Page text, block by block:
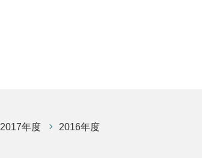
2017年度 2016年度